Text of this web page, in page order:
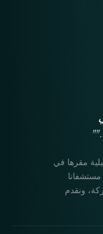
مقرها في
ونقدم